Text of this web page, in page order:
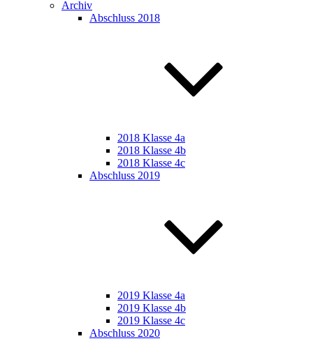
Archiv
Abschluss 2018
2018 Klasse 4a
2018 Klasse 4b
2018 Klasse 4c
Abschluss 2019
2019 Klasse 4a
2019 Klasse 4b
2019 Klasse 4c
Abschluss 2020